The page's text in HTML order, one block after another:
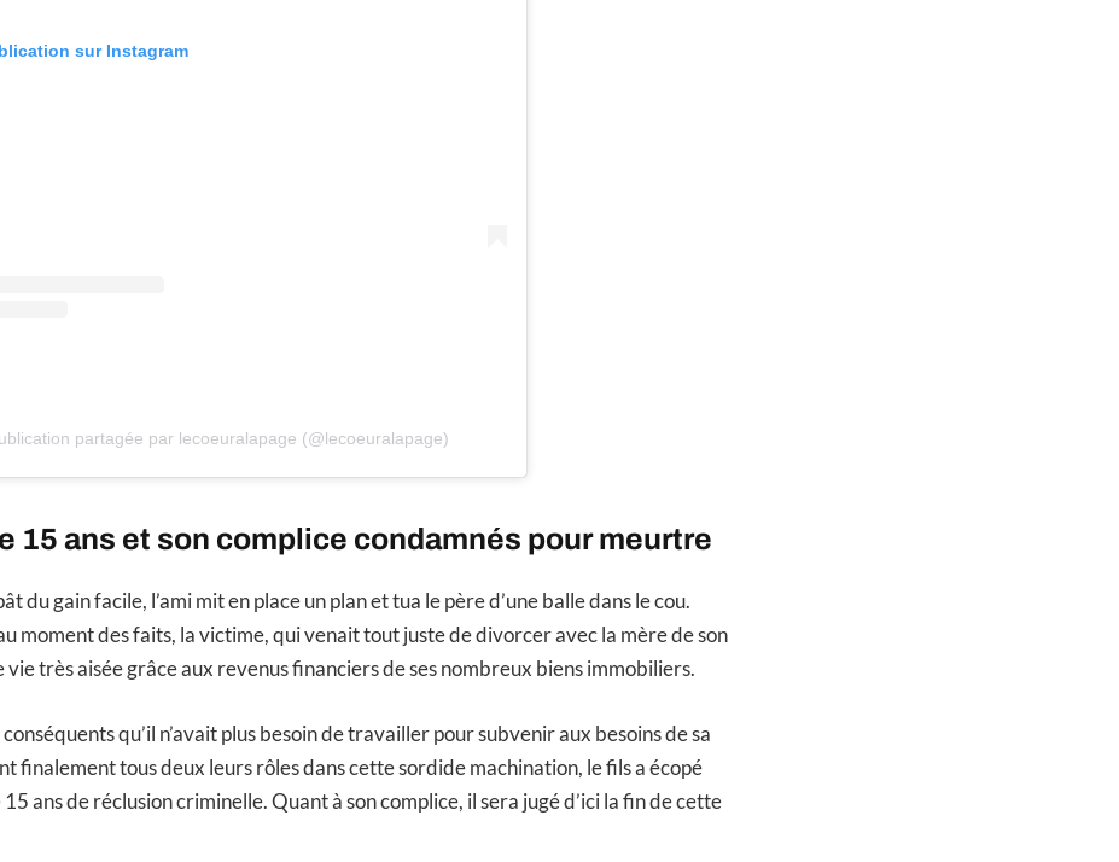
sur Instagram
partagée par lecoeuralapage (@lecoeuralapage)
15 ans et son complice condamnés pour meurtre
du gain facile, l’ami mit en place un plan et tua le père d’une balle dans le cou.
moment des faits, la victime, qui venait tout juste de divorcer avec la mère de son
vie très aisée grâce aux revenus financiers de ses nombreux biens immobiliers.
qu’il n’avait plus besoin de travailler pour subvenir aux besoins de sa
finalement tous deux leurs rôles dans cette sordide machination, le fils a écopé
15 ans de réclusion criminelle. Quant à son complice, il sera jugé d’ici la fin de cette